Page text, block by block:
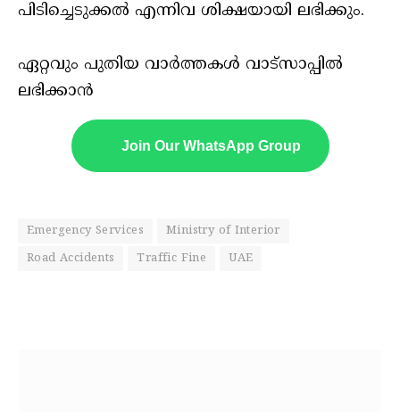
പിടിച്ചെടുക്കൽ എന്നിവ ശിക്ഷയായി ലഭിക്കും.
ഏറ്റവും പുതിയ വാർത്തകൾ വാട്സാപ്പിൽ
ലഭിക്കാൻ
Join Our WhatsApp Group
Emergency Services
Ministry of Interior
Road Accidents
Traffic Fine UAE